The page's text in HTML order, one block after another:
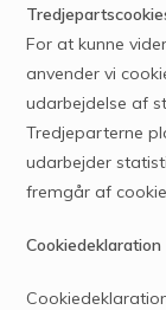
For at kunne
anvender vi
udarbejdelse af
Tredjeparterne
udarbejder
fremgår af
Cookiedeklaration